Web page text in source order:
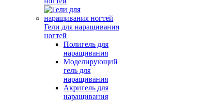
Гели для наращивания
ногтей
Полигель для
наращивания
Моделирующий
гель для
наращивания
Акригель для
наращивания